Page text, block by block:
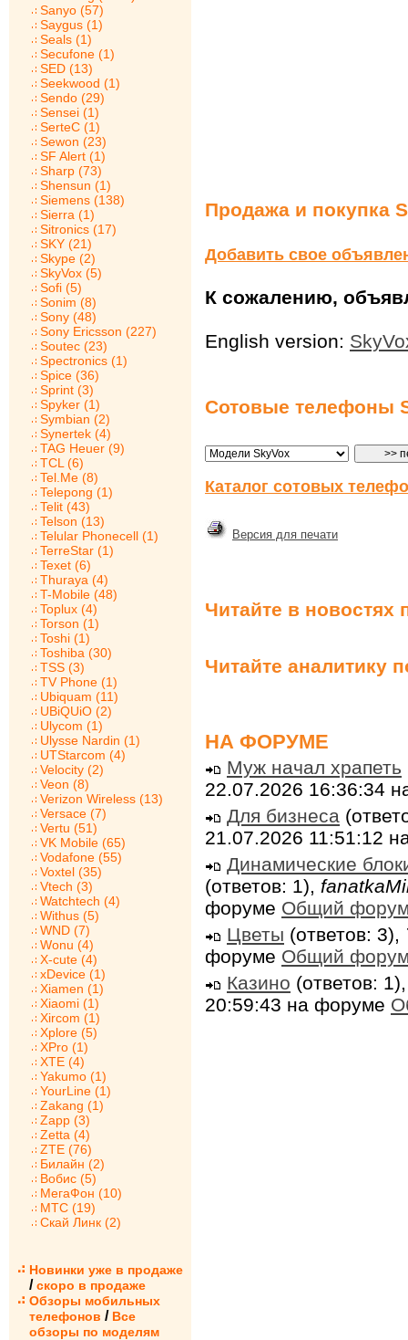
Sanyo (57)
Saygus (1)
Seals (1)
Secufone (1)
SED (13)
Seekwood (1)
Sendo (29)
Sensei (1)
SerteC (1)
Sewon (23)
SF Alert (1)
Sharp (73)
Shensun (1)
Siemens (138)
Sierra (1)
Sitronics (17)
SKY (21)
Skype (2)
SkyVox (5)
Sofi (5)
Sonim (8)
Sony (48)
Sony Ericsson (227)
Soutec (23)
Spectronics (1)
Spice (36)
Sprint (3)
Spyker (1)
Symbian (2)
Synertek (4)
TAG Heuer (9)
TCL (6)
Tel.Me (8)
Telepong (1)
Telit (43)
Telson (13)
Telular Phonecell (1)
TerreStar (1)
Texet (6)
Thuraya (4)
T-Mobile (48)
Toplux (4)
Torson (1)
Toshi (1)
Toshiba (30)
TSS (3)
TV Phone (1)
Ubiquam (11)
UBiQUiO (2)
Ulycom (1)
Ulysse Nardin (1)
UTStarcom (4)
Velocity (2)
Veon (8)
Verizon Wireless (13)
Versace (7)
Vertu (51)
VK Mobile (65)
Vodafone (55)
Voxtel (35)
Vtech (3)
Watchtech (4)
Withus (5)
WND (7)
Wonu (4)
X-cute (4)
xDevice (1)
Xiamen (1)
Xiaomi (1)
Xircom (1)
Xplore (5)
XPro (1)
XTE (4)
Yakumo (1)
YourLine (1)
Zakang (1)
Zapp (3)
Zetta (4)
ZTE (76)
Билайн (2)
Вобис (5)
МегаФон (10)
МТС (19)
Скай Линк (2)
Новинки уже в продаже
/ скоро в продаже
Обзоры мобильных
телефонов / Все
обзоры по моделям
Продажа и покупка
Добавить свое
К сожалению,
English version:
Сотовые телефоны
Каталог сотовых
Версия для печати
Читайте в новостях
Читайте аналитику
НА ФОРУМЕ
Муж начал храпеть
22.07.2026 16:36:34
Для бизнеса
21.07.2026 11:51:12
Динамические
(ответов: 1),
форуме Общий
Цветы (ответов: 3),
форуме Общий
Казино (ответов:
20:59:43 на форуме